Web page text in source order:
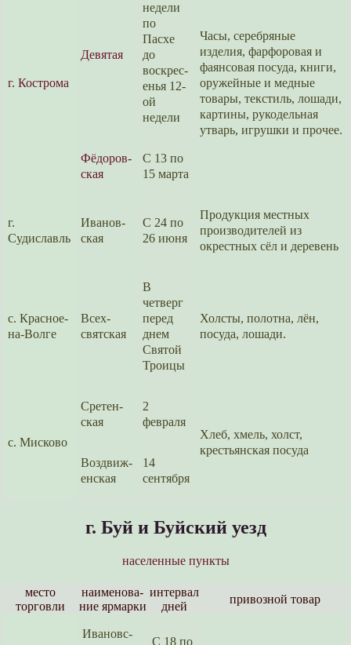
г. Кострома
Девя­тая
недели
по
Пасхе
до
воскрес­
енья 12-
ой
недели
Часы, серебряные
изделия, фарфоровая и
фаянсовая посуда, книги,
оружейные и медные
товары, текстиль, лошади,
картины, рукодельная
утварь, игрушки и прочее.
Фёдоров­
ская
С 13 по
15 марта
г.
Судиславль
Иванов­
ская
С 24 по
26 июня
Продукция местных
произво­ди­те­лей из
окрестных сёл и деревень
с. Красное-
на-Волге
Всех­
свят­ская
В
четверг
перед
днем
Святой
Троицы
Холсты, полотна, лён,
посуда, лошади.
с. Мисково
Сретен­
ская
2
февраля
Хлеб, хмель, холст,
крестьян­ская посуда
Воздвиж­
ен­ская
14
сентября
г. Буй и Буйский уезд
населенные пункты
место
торговли
наимено­ва­
ние ярмарки
интер­вал
дней
привозной товар
Ивановс­
С 18 по